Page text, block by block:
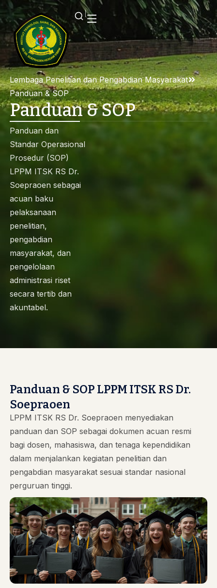
Lembaga Penelitian dan Pengabdian Masyarakat
Panduan & SOP
Panduan & SOP
Panduan dan
Standar Operasional
Prosedur (SOP)
LPPM ITSK RS Dr.
Soepraoen sebagai
acuan baku
pelaksanaan
penelitian,
pengabdian
masyarakat, dan
pengelolaan
administrasi riset
secara tertib dan
akuntabel.
Panduan & SOP LPPM ITSK RS Dr.
Soepraoen
LPPM ITSK RS Dr. Soepraoen menyediakan
panduan dan SOP sebagai dokumen acuan resmi
bagi dosen, mahasiswa, dan tenaga kependidikan
dalam menjalankan kegiatan penelitian dan
pengabdian masyarakat sesuai standar nasional
perguruan tinggi.